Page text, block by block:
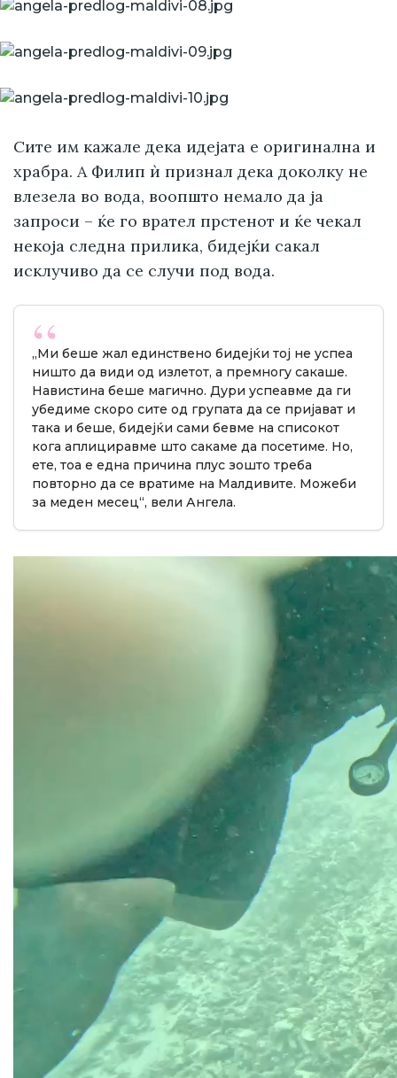
Сите им кажале дека идејата е оригинална и
храбра. А Филип ѝ признал дека доколку не
влезела во вода, воопшто немало да ја
запроси – ќе го врател прстенот и ќе чекал
некоја следна прилика, бидејќи сакал
исклучиво да се случи под вода.
„Ми беше жал единствено бидејќи тој не успеа
ништо да види од излетот, а премногу сакаше.
Навистина беше магично. Дури успеавме да ги
убедиме скоро сите од групата да се пријават и
така и беше, бидејќи сами бевме на списокот
кога аплициравме што сакаме да посетиме. Но,
ете, тоа е една причина плус зошто треба
повторно да се вратиме на Малдивите. Можеби
за меден месец“, вели Ангела.